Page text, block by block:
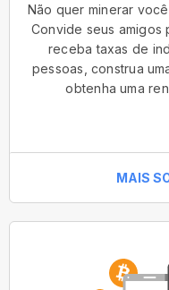
Não quer minerar
Convide seus amigos
receba taxas de
pessoas, construa
obtenha uma
MAIS